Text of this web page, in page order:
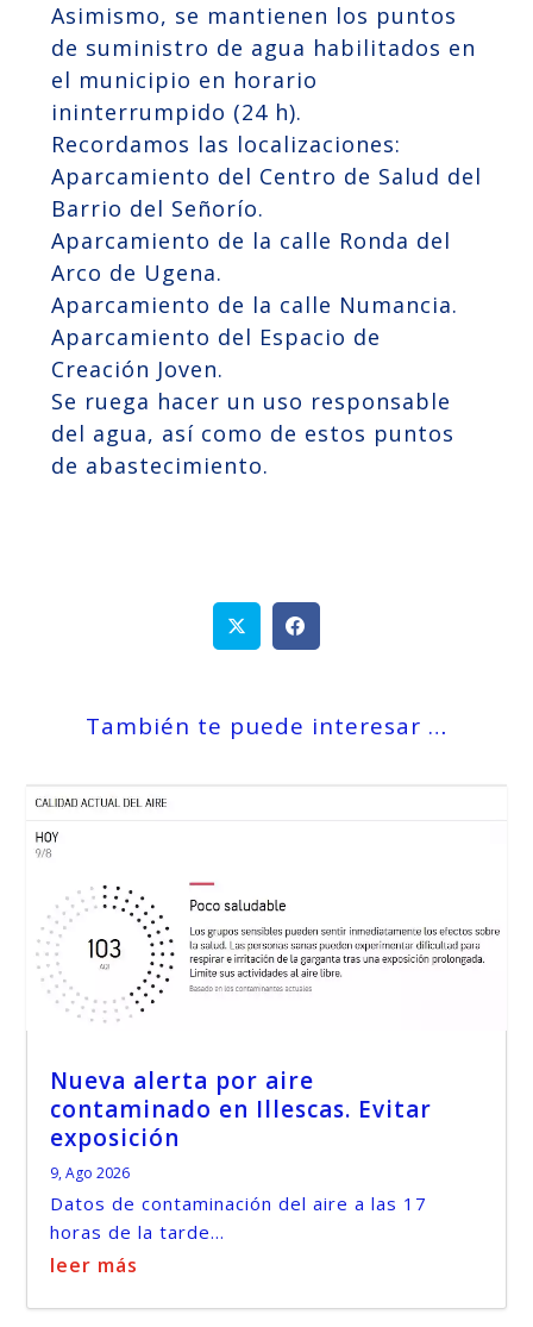
Asimismo, se mantienen los puntos
de suministro de agua habilitados en
el municipio en horario
ininterrumpido (24 h).
Recordamos las localizaciones:
Aparcamiento del Centro de Salud del
Barrio del Señorío.
Aparcamiento de la calle Ronda del
Arco de Ugena.
Aparcamiento de la calle Numancia.
Aparcamiento del Espacio de
Creación Joven.
Se ruega hacer un uso responsable
del agua, así como de estos puntos
de abastecimiento.
También te puede interesar …
Nueva alerta por aire
contaminado en Illescas. Evitar
exposición
9, Ago 2026
Datos de contaminación del aire a las 17
horas de la tarde...
leer más